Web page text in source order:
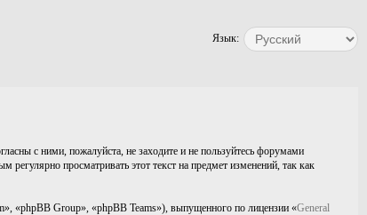
Язык:
с ними, пожалуйста, не заходите и не пользуйтесь форумами
просматривать этот текст на предмет изменений, так как
«phpBB Group», «phpBB Teams»), выпущенного по лицензии «General